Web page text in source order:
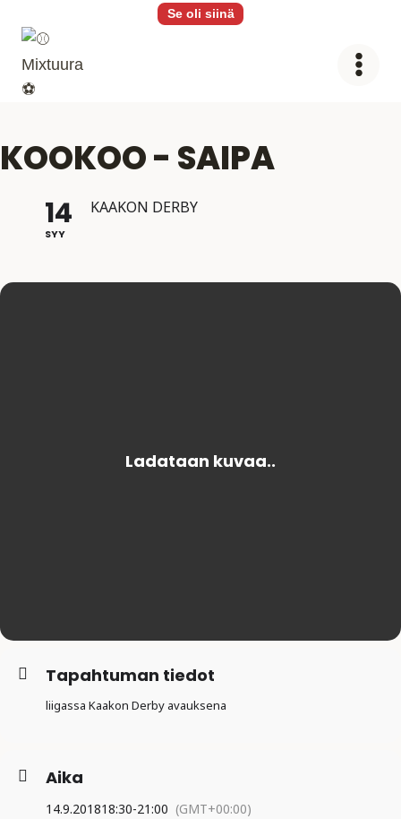
sisältöön
Se oli siinä
KOOKOO - SAIPA
14
SYY
KAAKON DERBY
Tapahtuman tiedot
liigassa Kaakon Derby avauksena
Aika
14.9.201818:30-21:00 (GMT+00:00)